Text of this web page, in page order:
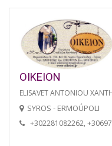
OIKEION
ELISAVET ANTONIOU
SYROS - ERMOÚPOLI
+302281082262,